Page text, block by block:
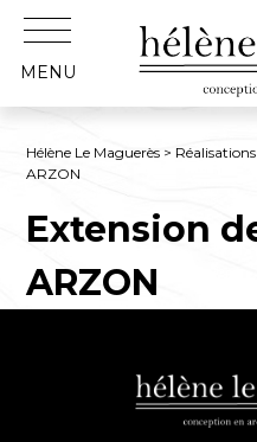
MENU
Hélène Le Maguerès > Réalisations
ARZON
Extension
ARZON